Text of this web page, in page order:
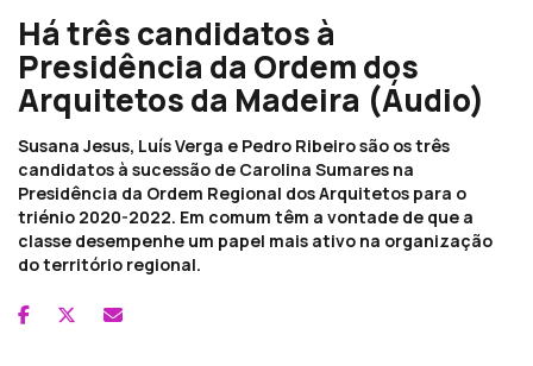
Há três candidatos à
Presidência da Ordem dos
Arquitetos da Madeira (Áudio)
Susana Jesus, Luís Verga e Pedro Ribeiro são os três
candidatos à sucessão de Carolina Sumares na
Presidência da Ordem Regional dos Arquitetos para o
triénio 2020-2022. Em comum têm a vontade de que a
classe desempenhe um papel mais ativo na organização
do território regional.